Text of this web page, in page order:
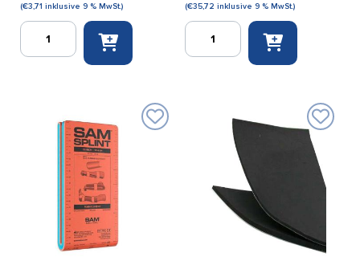
(€3,71 inklusive 9 % MwSt.)
Foam
0.3x20x30cm
(€35,72 inklusive 9 % MwSt.)
Sam
Fingerschienen